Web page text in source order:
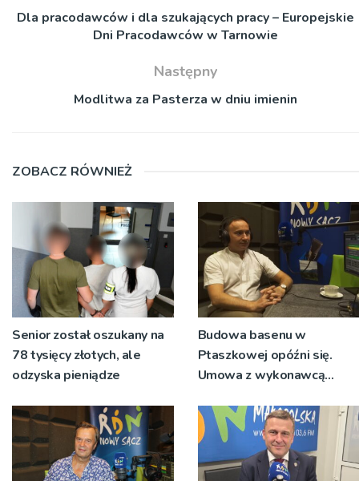
Dla pracodawców i dla szukających pracy – Europejskie
Dni Pracodawców w Tarnowie
Następny
Modlitwa za Pasterza w dniu imienin
ZOBACZ RÓWNIEŻ
Senior został oszukany na
78 tysięcy złotych, ale
odzyska pieniądze
Budowa basenu w
Ptaszkowej opóźni się.
Umowa z wykonawcą
nie zostanie podpisana